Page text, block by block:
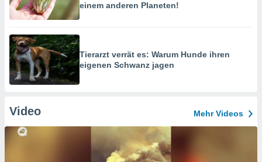
einem anderen Planeten!
Tierarzt verrät es: Warum Hunde ihren
eigenen Schwanz jagen
Video Mehr Videos